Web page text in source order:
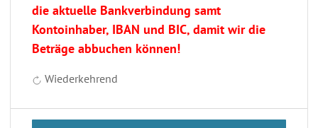
die aktuelle Bankverbindung samt
Kontoinhaber, IBAN und BIC, damit wir die
Beträge abbuchen können!
Wiederkehrend